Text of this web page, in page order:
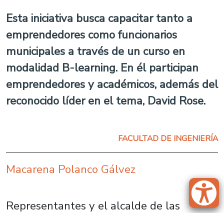
Esta iniciativa busca capacitar tanto a
emprendedores como funcionarios
municipales a través de un curso en
modalidad B-learning. En él participan
emprendedores y académicos, además del
reconocido líder en el tema, David Rose.
FACULTAD DE INGENIERÍA
Macarena Polanco Gálvez
Representantes y el alcalde de las